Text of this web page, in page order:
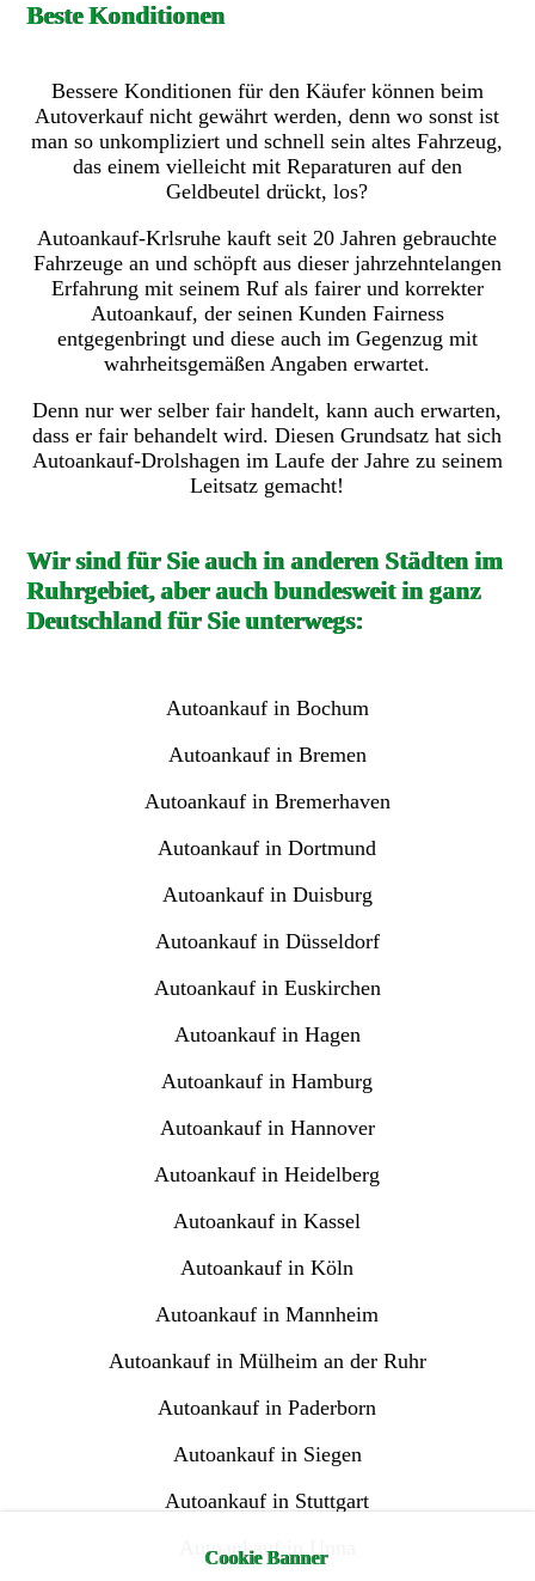
Cookie Banner
Beste Konditionen
Bessere Konditionen für den Käufer können beim
Autoverkauf nicht gewährt werden, denn wo sonst ist
man so unkompliziert und schnell sein altes Fahrzeug,
das einem vielleicht mit Reparaturen auf den
Geldbeutel drückt, los?
Autoankauf-Krlsruhe kauft seit 20 Jahren gebrauchte
Fahrzeuge an und schöpft aus dieser jahrzehntelangen
Erfahrung mit seinem Ruf als fairer und korrekter
Autoankauf, der seinen Kunden Fairness
entgegenbringt und diese auch im Gegenzug mit
wahrheitsgemäßen Angaben erwartet.
Denn nur wer selber fair handelt, kann auch erwarten,
dass er fair behandelt wird. Diesen Grundsatz hat sich
Autoankauf-Drolshagen im Laufe der Jahre zu seinem
Leitsatz gemacht!
Wir sind für Sie auch in anderen Städten im
Ruhrgebiet, aber auch bundesweit in ganz
Deutschland für Sie unterwegs:
Autoankauf in Bochum
Autoankauf in Bremen
Autoankauf in Bremerhaven
Autoankauf in Dortmund
Autoankauf in Duisburg
Autoankauf in Düsseldorf
Autoankauf in Euskirchen
Autoankauf in Hagen
Autoankauf in Hamburg
Autoankauf in Hannover
Autoankauf in Heidelberg
Autoankauf in Kassel
Autoankauf in Köln
Autoankauf in Mannheim
Autoankauf in Mülheim an der Ruhr
Autoankauf in Paderborn
Autoankauf in Siegen
Autoankauf in Stuttgart
Autoankauf in Unna